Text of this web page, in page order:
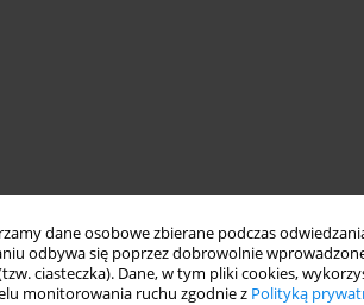
dane osobowe zbierane podczas
odbywa się poprzez dobrowolnie
ciasteczka). Dane, w tym pliki cookies,
monitorowania ruchu zgodnie z Polityką